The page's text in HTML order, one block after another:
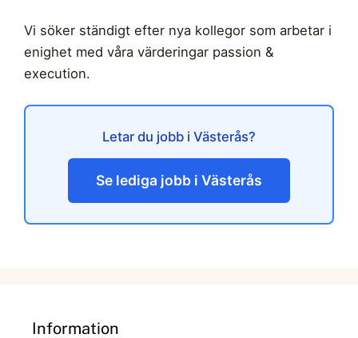
Vi söker ständigt efter nya kollegor som arbetar i
enighet med våra värderingar passion &
execution.
Letar du jobb i Västerås?
Se lediga jobb i Västerås
Information